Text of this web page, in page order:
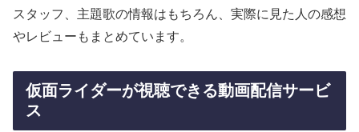
スタッフ、主題歌の情報はもちろん、実際に見た人の感想
やレビューもまとめています。
仮面ライダーが視聴できる動画配信サービ
ス